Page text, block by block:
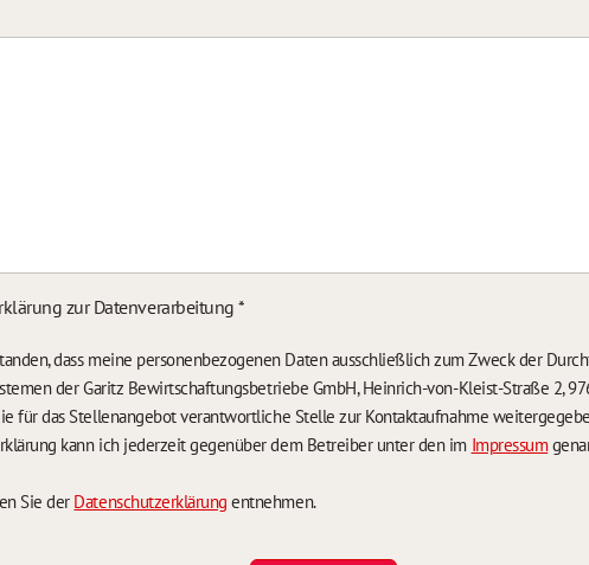
zur Datenverarbeitung*
dass meine personenbezogenen Daten ausschließlich zum Zweck der
der Garitz Bewirtschaftungsbetriebe GmbH, Heinrich-von-Kleist-Straße 2,
für das Stellenangebot verantwortliche Stelle zur Kontaktaufnahme
kann ich jederzeit gegenüber dem Betreiber unter den im Impressum
Sie der Datenschutzerklärung entnehmen.